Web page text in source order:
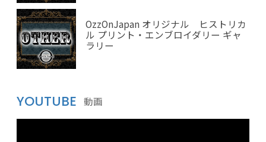
OzzOnJapan オリジナル ヒストリカ
ル プリント・エンブロイダリー ギャ
ラリー
YOUTUBE 動画